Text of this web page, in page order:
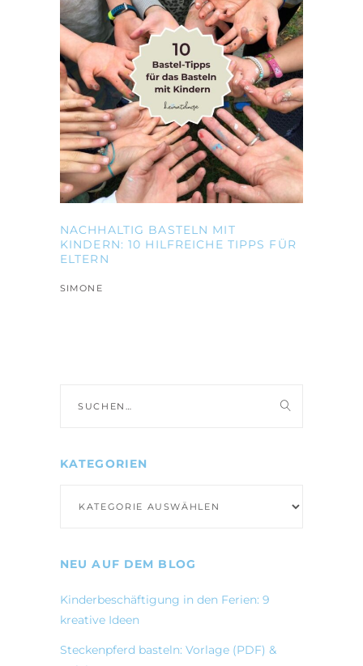
NACHHALTIG BASTELN MIT
KINDERN: 10 HILFREICHE TIPPS FÜR
ELTERN
SIMONE
nach:
KATEGORIEN
NEU AUF DEM BLOG
Kinderbeschäftigung in den Ferien: 9
kreative Ideen
Steckenpferd basteln: Vorlage (PDF) &